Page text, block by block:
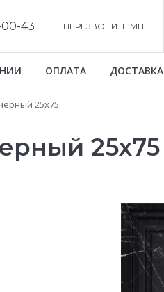
00-43 ПЕРЕЗВОНИТЕ МНЕ
ОПЛАТА ДОСТАВКА
25х75
25х75